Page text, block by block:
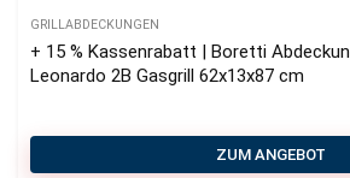
GRILLABDECKUNGEN
+ 15 % Kassenrabatt | Boretti
Leonardo 2B Gasgrill 62x13x87 cm
ZUM ANGEBOT